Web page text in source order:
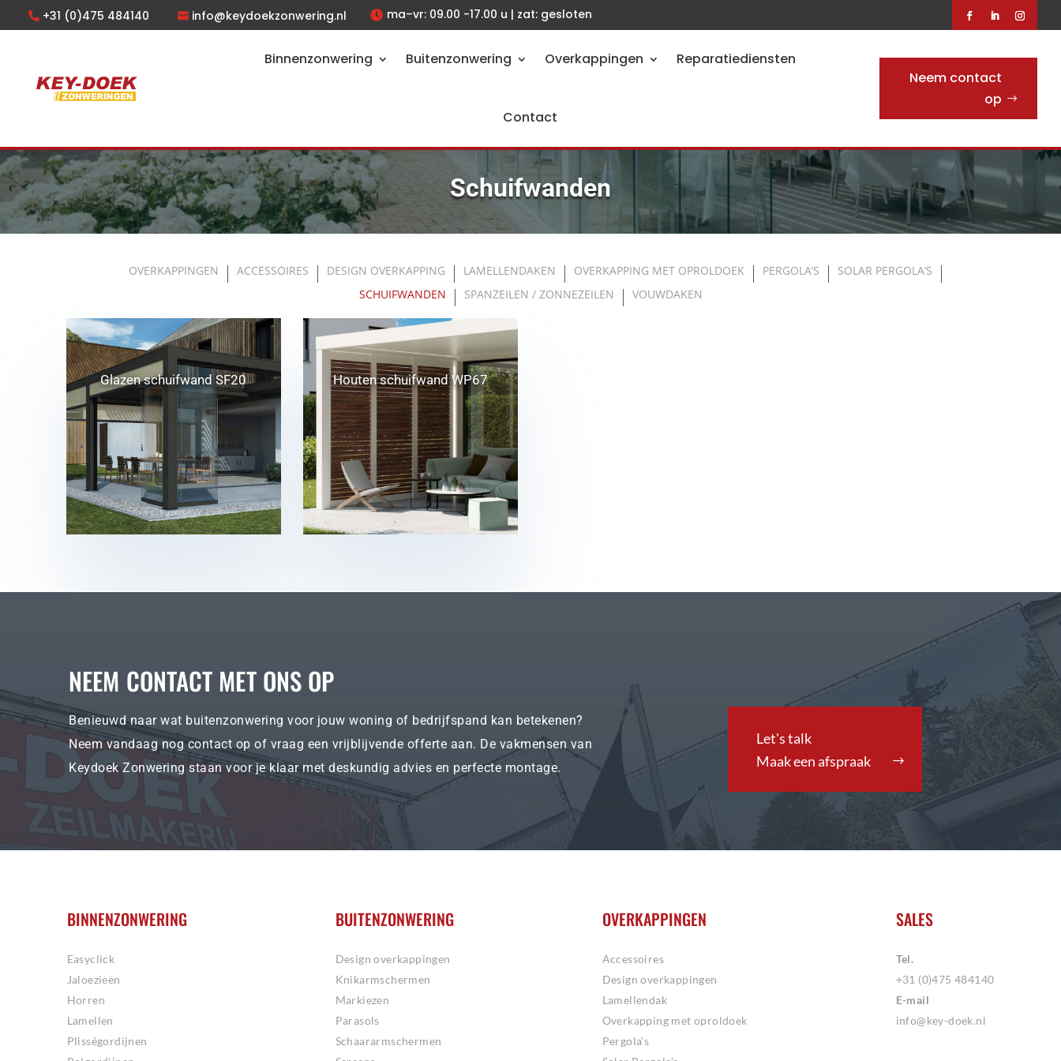
+31 (0)475 484140 info@keydoekzonwering.nl  ma–vr: 09.00 -17.00 u | zat: gesloten
Binnenzonwering Buitenzonwering Overkappingen Reparatiediensten
Contact
Neem contact
op
Schuifwanden
OVERKAPPINGEN ACCESSOIRES DESIGN OVERKAPPING LAMELLENDAKEN OVERKAPPING MET OPROLDOEK PERGOLA’S
SOLAR PERGOLA’S
SCHUIFWANDEN
SPANZEILEN / ZONNEZEILEN VOUWDAKEN
Glazen schuifwand SF20 Houten schuifwand WP67
NEEM CONTACT MET ONS OP
Benieuwd naar wat buitenzonwering voor jouw woning of bedrijfspand kan betekenen?
Neem vandaag nog contact op of vraag een vrijblijvende offerte aan. De vakmensen van
Keydoek Zonwering staan voor je klaar met deskundig advies en perfecte montage.
Maak een afspraak
BINNENZONWERING
Easyclick
Jaloezieën
Horren
Lamellen
Plisségordijnen
BUITENZONWERING
Design overkappingen
Knikarmschermen
Markiezen
Parasols
Schaararmschermen
OVERKAPPINGEN
Accessoires
Design overkappingen
Lamellendak
Overkapping met oproldoek
Pergola’s
SALES
Tel.
+31 (0)475 484140
E-mail
info@key-doek.nl